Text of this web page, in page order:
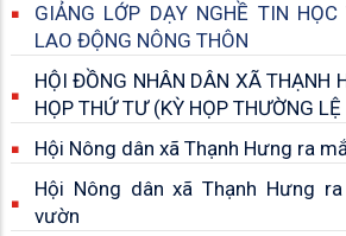
GIẢNG LỚP DẠY NGHỀ TIN HỌC
LAO ĐỘNG NÔNG THÔN
HỘI ĐỒNG NHÂN DÂN XÃ THẠNH
HỌP THỨ TƯ (KỲ HỌP
Hội Nông dân xã Thạnh Hưng ra
Hội Nông dân xã Thạnh Hưng
vườn